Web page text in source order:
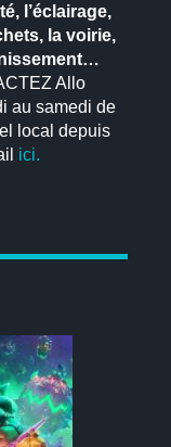
l’éclairage,
la voirie,
Allo
au samedi de
local depuis
ici.